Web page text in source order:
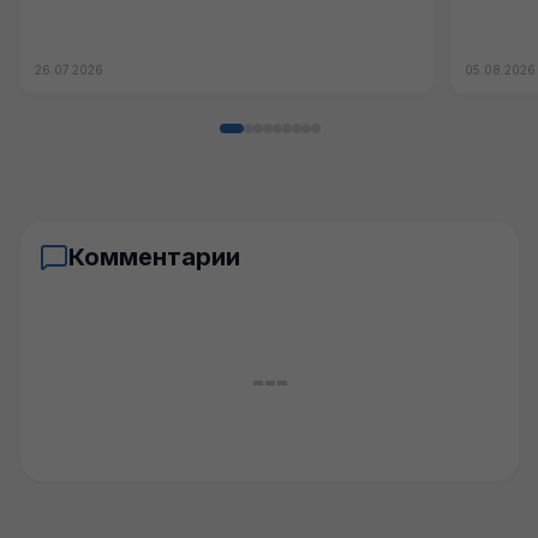
26.07.2026 05.08.2026
Комментарии